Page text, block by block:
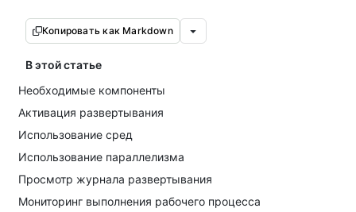
Копировать как Markdown
В этой статье
Необходимые компоненты
Активация развертывания
Использование сред
Использование параллелизма
Просмотр журнала развертывания
Мониторинг выполнения рабочего процесса